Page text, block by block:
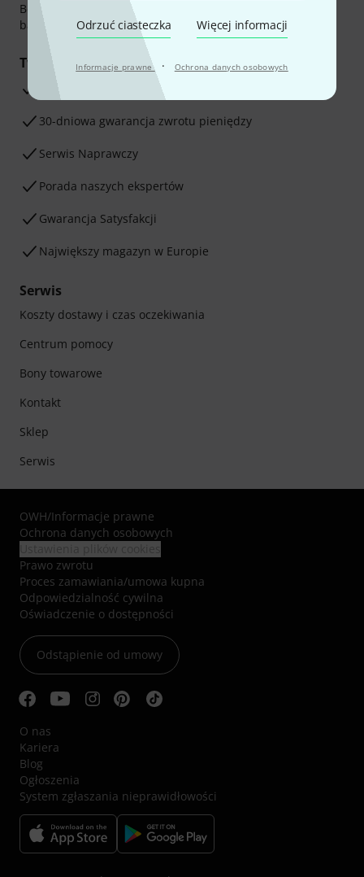
Odrzuć ciasteczka Więcej informacji
Informacje prawne · Ochrona danych osobowych
Bezpieczna płatność przez Za pobraniem, Przelew
bankowy, PayPal, Blik lub Karta kredytowa.
Twoje korzyści
3-letnia Gwarancja Thomann
30-dniowa gwarancja zwrotu pieniędzy
Serwis Naprawczy
Porada naszych ekspertów
Gwarancja Satysfakcji
Największy magazyn w Europie
Serwis
Koszty dostawy i czas oczekiwania
Centrum pomocy
Bony towarowe
Kontakt
Sklep
Serwis
OWH/Informacje prawne
Ochrona danych osobowych
Prawo zwrotu
Proces zamawiania/umowa kupna
Odpowiedzialność cywilna
Oświadczenie o dostępności
Odstąpienie od umowy
O nas
Kariera
Blog
Ogłoszenia
System zgłaszania nieprawidłowości